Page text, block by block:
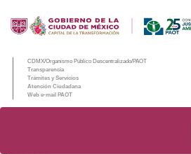
CDMX/Organismo Público Descentralizado/PAOT
Transparencia
Trámites y Servicios
Atención Ciudadana
Web e-mail PAOT